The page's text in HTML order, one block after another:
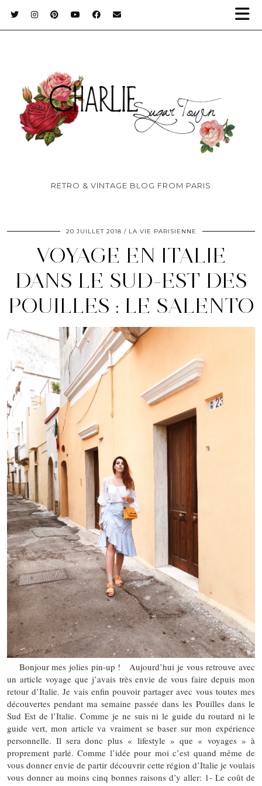
RETRO & VINTAGE BLOG FROM PARIS
20 JUILLET 2018 LA VIE PARISIENNE
VOYAGE EN ITALIE
DANS LE SUD-EST DES
POUILLES : LE SALENTO
Bonjour mes jolies pin-up ! Aujourd’hui je vous retrouve avec
un article voyage que j’avais très envie de vous faire depuis mon
retour d’Italie. Je vais enfin pouvoir partager avec vous toutes mes
découvertes pendant ma semaine passée dans les Pouilles dans le
Sud Est de l’Italie. Comme je ne suis ni le guide du routard ni le
guide vert, mon article va vraiment se baser sur mon expérience
personnelle. Il sera donc plus « lifestyle » que « voyages » à
proprement parlé. Comme l’idée pour moi c’est quand même de
vous donner envie de partir découvrir cette région d’Italie je voulais
vous donner au moins cinq bonnes raisons d’y aller: 1- Le coût de